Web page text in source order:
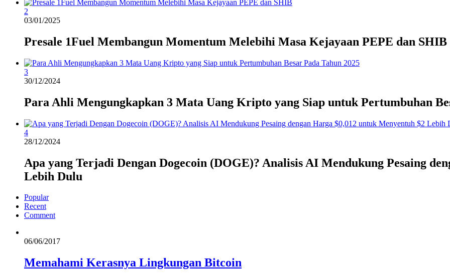
2
03/01/2025
Presale 1Fuel Membangun Momentum Melebihi Masa Kejayaan PEPE dan SHIB
3
30/12/2024
Para Ahli Mengungkapkan 3 Mata Uang Kripto yang Siap untuk Pertumbuhan
4
28/12/2024
Apa yang Terjadi Dengan Dogecoin (DOGE)? Analisis AI Mendukung Pesaing
Lebih Dulu
Popular
Recent
Comment
06/06/2017
Memahami Kerasnya Lingkungan Bitcoin